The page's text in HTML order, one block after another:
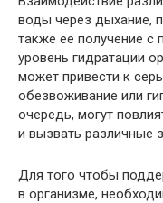
воды через дыхание,
также ее получение
уровень гидратации
может привести к
обезвоживание или
очередь, могут
и вызвать различные
Для того чтобы
в организме,